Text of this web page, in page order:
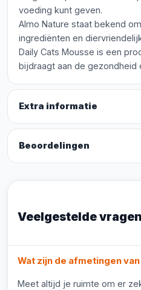
voeding kunt geven.
Almo Nature staat bekend
ingrediënten en
Daily Cats Mousse is een
bijdraagt aan de gezondheid
Extra informatie
Beoordelingen
Veelgestelde vragen
Wat zijn de afmetingen
Meet altijd je ruimte om er